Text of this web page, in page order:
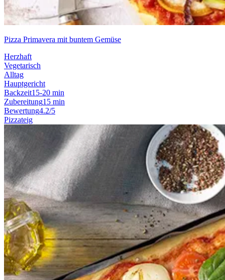
Pizza Primavera mit buntem Gemüse
Herzhaft
Vegetarisch
Alltag
Hauptgericht
Backzeit15-20 min
Zubereitung15 min
Bewertung4.2/5
Pizzateig